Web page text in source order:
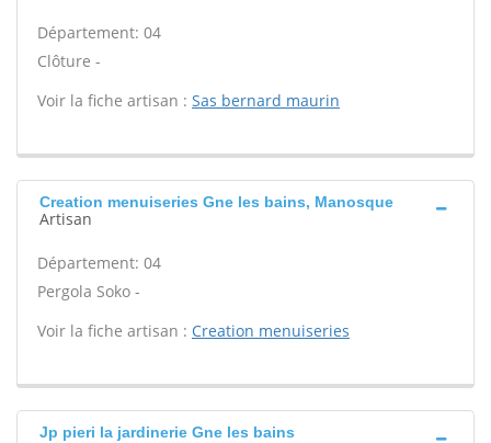
Département: 04
Clôture -
Voir la fiche artisan : Sas bernard maurin
Creation menuiseries Gne les bains, Manosque
Artisan
Département: 04
Pergola Soko -
Voir la fiche artisan : Creation menuiseries
Jp pieri la jardinerie Gne les bains